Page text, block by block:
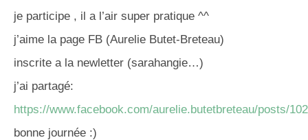
je participe , il a l’air super pratique ^^
j’aime la page FB (Aurelie Butet-Breteau)
inscrite a la newletter (sarahangie…)
j’ai partagé:
https://www.facebook.com/aurelie.butetbreteau/posts/
bonne journée :)